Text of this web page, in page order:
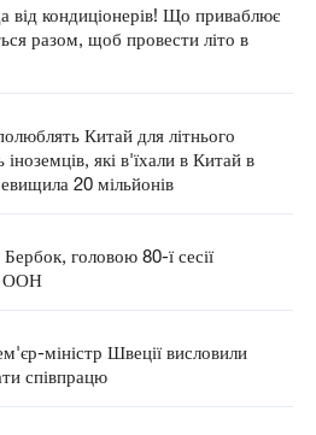
від кондиціонерів! Що приваблює
разом, щоб провести літо в
Китай для літнього
іноземців, які в'їхали в Китай в
20 мільйонів
головою 80-ї сесії
ООН
міністр Швеції висловили
співпрацю